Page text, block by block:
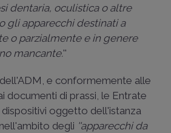
dentaria, oculistica o altre
gli apparecchi destinati a
o parzialmente e in genere
mancante.''
e conformemente alle
documenti di prassi, le Entrate
oggetto dell'istanza
degli ''apparecchi da